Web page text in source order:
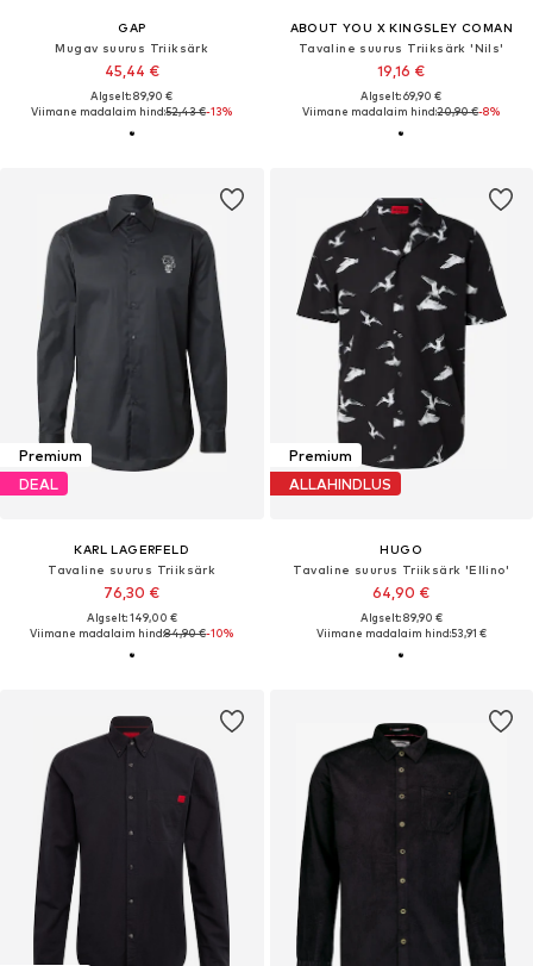
GAP
Mugav suurus Triiksärk
45,44 €
Algselt: 89,90 €
Viimane madalaim hind:52,43 €-13%
ABOUT YOU X KINGSLEY COMAN
Tavaline suurus Triiksärk 'Nils'
19,16 €
Algselt: 69,90 €
Viimane madalaim hind:20,90 €-8%
Premium
DEAL
KARL LAGERFELD
Tavaline suurus Triiksärk
76,30 €
Algselt: 149,00 €
Viimane madalaim hind:84,90 €-10%
Premium
ALLAHINDLUS
HUGO
Tavaline suurus Triiksärk 'Ellino'
64,90 €
Algselt: 89,90 €
Viimane madalaim hind:53,91 €